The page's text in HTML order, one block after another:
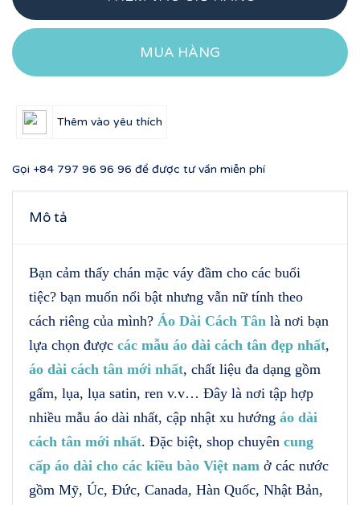
MUA HÀNG
Thêm vào yêu thích
Gọi +84 797 96 96 96 để được tư vấn miễn phí
Mô tả
Bạn cảm thấy chán mặc váy đầm cho các buổi
tiệc? bạn muốn nổi bật nhưng vẫn nữ tính theo
cách riêng của mình? Áo Dài Cách Tân là nơi bạn
lựa chọn được các mẫu áo dài cách tân đẹp nhất,
áo dài cách tân mới nhất, chất liệu đa dạng gồm
gấm, lụa, lụa satin, ren v.v… Đây là nơi tập hợp
nhiều mẫu áo dài nhất, cập nhật xu hướng áo dài
cách tân mới nhất. Đặc biệt, shop chuyên cung
cấp áo dài cho các kiều bào Việt nam ở các nước
gồm Mỹ, Úc, Đức, Canada, Hàn Quốc, Nhật Bản,